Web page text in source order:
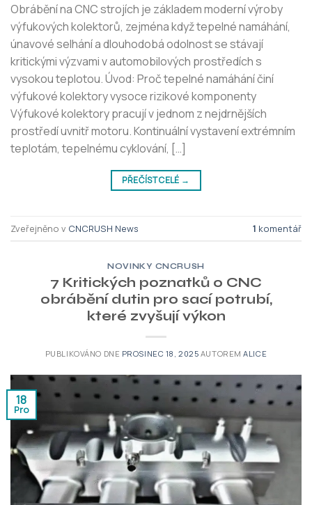
Obrábění na CNC strojích je základem moderní výroby
výfukových kolektorů, zejména když tepelné namáhání,
únavové selhání a dlouhodobá odolnost se stávají
kritickými výzvami v automobilových prostředích s
vysokou teplotou. Úvod: Proč tepelné namáhání činí
výfukové kolektory vysoce rizikové komponenty
Výfukové kolektory pracují v jednom z nejdrnějších
prostředí uvnitř motoru. Kontinuální vystavení extrémním
teplotám, tepelnému cyklování, […]
PŘEČÍST CELÉ →
Zveřejněno v CNCRUSH News 1 komentář
NOVINKY CNCRUSH
7 Kritických poznatků o CNC
obrábění dutin pro sací potrubí,
které zvyšují výkon
PUBLIKOVÁNO DNE PROSINEC 18, 2025 AUTOREMALICE
18
Pro